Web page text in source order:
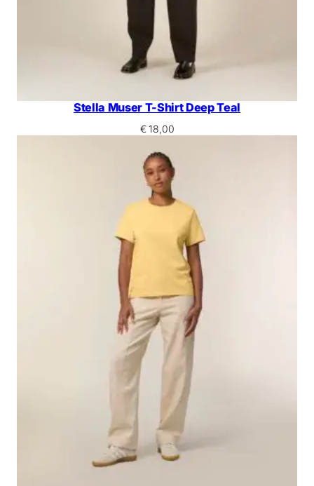
Stella Muser T-Shirt Deep Teal
€18,00